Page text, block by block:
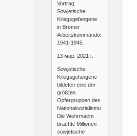
Vortrag:
Sowjetische
Kriegsgefangene
in Bremer
Arbeitskommandos
1941-1945.
13 мар. 2021 г.
Sowjetische
Kriegsgefangene
bildeten eine der
größten
Opfergruppen des
Nationalsozialismus.
Die Wehrmacht
brachte Millionen
sowjetische